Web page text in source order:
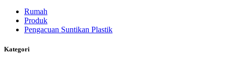
Rumah
Produk
Pengacuan Suntikan Plastik
Kategori